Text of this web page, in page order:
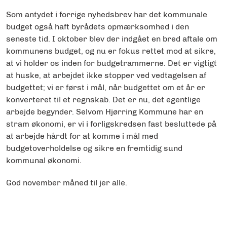
Som antydet i forrige nyhedsbrev har det kommunale
budget også haft byrådets opmærksomhed i den
seneste tid. I oktober blev der indgået en bred aftale om
kommunens budget, og nu er fokus rettet mod at sikre,
at vi holder os inden for budgetrammerne. Det er vigtigt
at huske, at arbejdet ikke stopper ved vedtagelsen af
budgettet; vi er først i mål, når budgettet om et år er
konverteret til et regnskab. Det er nu, det egentlige
arbejde begynder. Selvom Hjørring Kommune har en
stram økonomi, er vi i forligskredsen fast besluttede på
at arbejde hårdt for at komme i mål med
budgetoverholdelse og sikre en fremtidig sund
kommunal økonomi.
God november måned til jer alle.